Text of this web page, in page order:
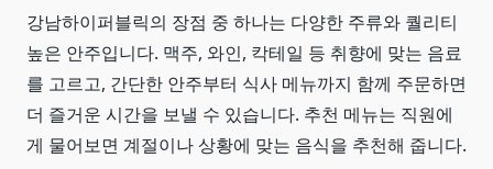
강남하이퍼블릭의 장점 중 하나는 다양한 주류와 퀄리티
높은 안주입니다. 맥주, 와인, 칵테일 등 취향에 맞는 음료
를 고르고, 간단한 안주부터 식사 메뉴까지 함께 주문하면
더 즐거운 시간을 보낼 수 있습니다. 추천 메뉴는 직원에
게 물어보면 계절이나 상황에 맞는 음식을 추천해 줍니다.